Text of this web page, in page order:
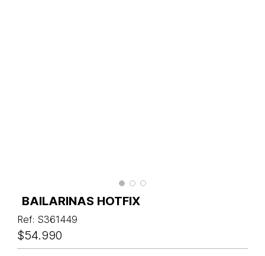
BAILARINAS HOTFIX
Ref: S361449
$54.990